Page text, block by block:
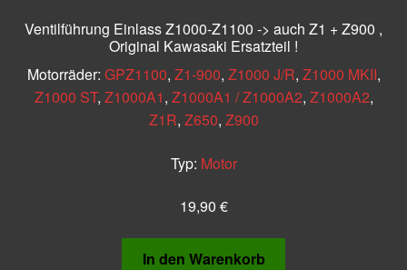
Ventilführung Einlass Z1000-Z1100 -> auch Z1 + Z900 ,
Original Kawasaki Ersatzteil !
Motorräder: GPZ1100, Z1-900, Z1000 J/R, Z1000 MKII,
Z1000 ST, Z1000A1, Z1000A1 / Z1000A2, Z1000A2,
Z1R, Z650, Z900
Typ: Motor
19,90 €
In den Warenkorb